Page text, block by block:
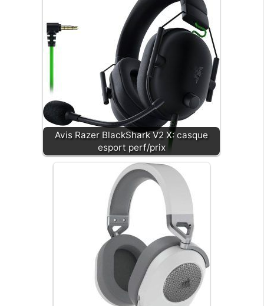
Avis Razer BlackShark V2 X: casque
esport perf/prix